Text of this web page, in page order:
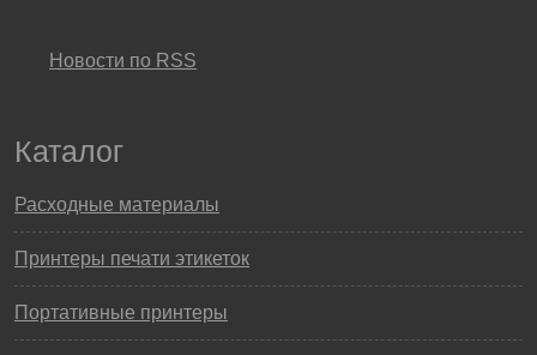
Новости по RSS
Каталог
Расходные материалы
Принтеры печати этикеток
Портативные принтеры